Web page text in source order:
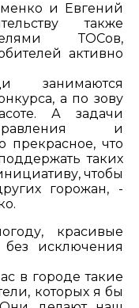
и Евгений
также
ТОСов,
активно
занимаются
а по зову
А задачи
и
прекрасное, что
таких
чтобы
горожан, -
красивые
исключения
в городе такие
которых я бы